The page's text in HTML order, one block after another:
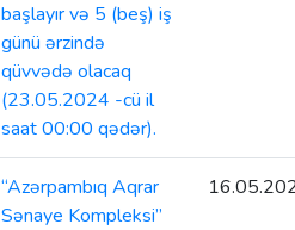
başlayır və 5 (beş) iş
günü ərzində
qüvvədə olacaq
(23.05.2024 -cü il
saat 00:00 qədər).
“Azərpambıq Aqrar
Sənaye Kompleksi”